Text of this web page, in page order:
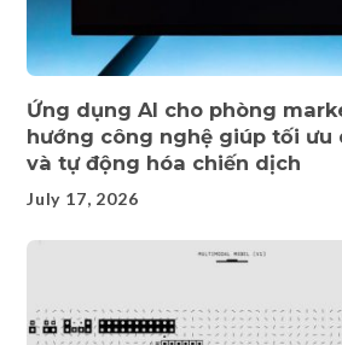
Ứng dụng AI cho phòng
hướng công nghệ giúp tối ưu
và tự động hóa chiến dịch
July 17, 2026